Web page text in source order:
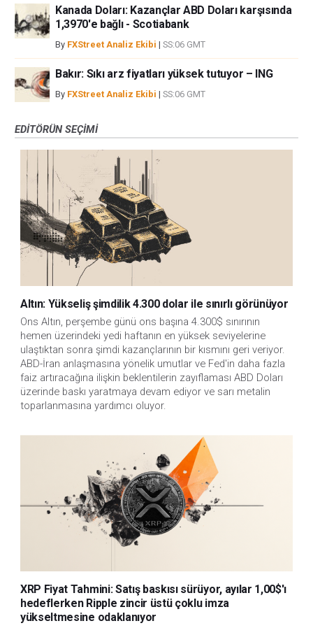
Kanada Doları: Kazançlar ABD Doları karşısında
1,3970'e bağlı - Scotiabank
By FXStreet Analiz Ekibi | SS:06 GMT
Bakır: Sıkı arz fiyatları yüksek tutuyor – ING
By FXStreet Analiz Ekibi | SS:06 GMT
EDITÖRÜN SEÇIMI
Altın: Yükseliş şimdilik 4.300 dolar ile sınırlı görünüyor
Ons Altın, perşembe günü ons başına 4.300$ sınırının
hemen üzerindeki yedi haftanın en yüksek seviyelerine
ulaştıktan sonra şimdi kazançlarının bir kısmını geri veriyor.
ABD-İran anlaşmasına yönelik umutlar ve Fed'in daha fazla
faiz artıracağına ilişkin beklentilerin zayıflaması ABD Doları
üzerinde baskı yaratmaya devam ediyor ve sarı metalin
toparlanmasına yardımcı oluyor.
XRP Fiyat Tahmini: Satış baskısı sürüyor, ayılar 1,00$'ı
hedeflerken Ripple zincir üstü çoklu imza
yükseltmesine odaklanıyor